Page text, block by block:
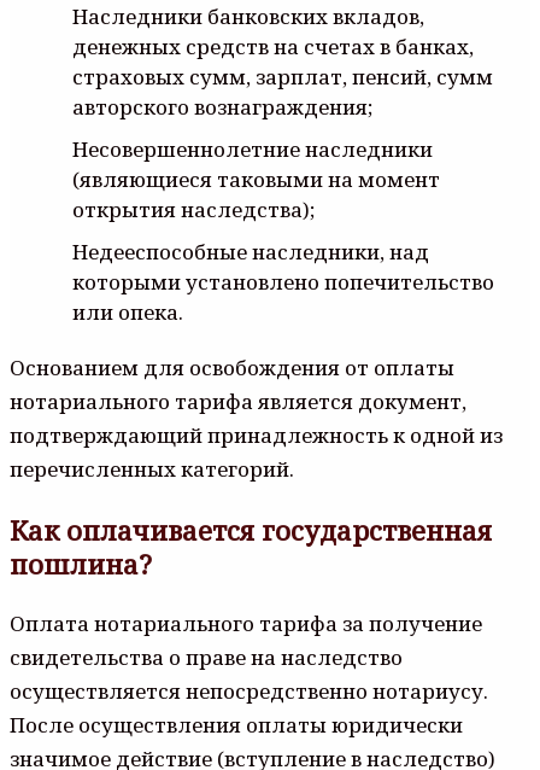
Наследники банковских вкладов,
денежных средств на счетах в банках,
страховых сумм, зарплат, пенсий, сумм
авторского вознаграждения;
Несовершеннолетние наследники
(являющиеся таковыми на момент
открытия наследства);
Недееспособные наследники, над
которыми установлено попечительство
или опека.
Основанием для освобождения от оплаты
нотариального тарифа является документ,
подтверждающий принадлежность к одной из
перечисленных категорий.
Как оплачивается государственная
пошлина?
Оплата нотариального тарифа за получение
свидетельства о праве на наследство
осуществляется непосредственно нотариусу.
После осуществления оплаты юридически
значимое действие (вступление в наследство)